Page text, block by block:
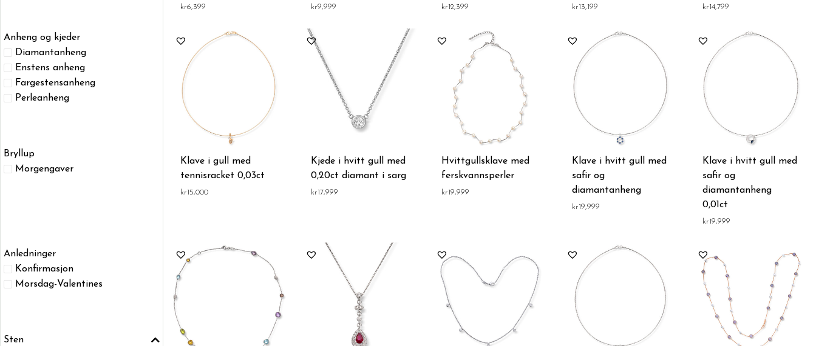
Anheng og kjeder
Diamantanheng
Enstens anheng
Fargestensanheng
Perleanheng
Bryllup
Morgengaver
Anledninger
Konfirmasjon
Morsdag-Valentines
Sten
kr6,399 kr9,999 kr12,399 kr13,199 kr14,799
Klave i gull med
tennisracket 0,03ct
kr15,000
Kjede i hvitt gull med
0,20ct diamant i sarg
kr17,999
Hvittgullsklave med
ferskvannsperler
kr19,999
Klave i hvitt gull med
safir og
diamantanheng
kr19,999
Klave i hvitt gull med
safir og
diamantanheng
0,01ct
kr19,999